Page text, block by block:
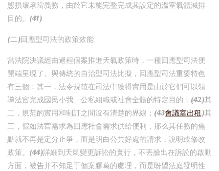
態損壞承當義務，由於它未能完整完成其設定的溫室氣體減排
目的。(41)
(二)回應型司法的政策效能
當法院決議經由過程個案推進天氣政策時，一種回應型司法便
開端呈現了。與傳統的自治型司法比擬，回應型司法重要特色
有三個：其一，法令規范在司法中獲得實用是由於它們可以領
導法官完成國民小我、公私組織或社會全體的特定目的；(42)其
二，規范的實用和制訂之間沒有清楚的界線；(43會議室出租)其
三，假如法官需求為回應社會需求供給便利，那么其任務的焦
點就不再是定分止爭，而是明白公共好處的請求，說明或修改
政策。(44)詳細到天氣變更訴訟的實行，不丟臉出在訴訟的啟動
方面，被告并不知足于個案膠葛的處理，而是盼望法庭發明性